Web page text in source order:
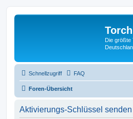
Die größte
Schnellzugriff FAQ
Foren-Übersicht
Aktivierungs-Schlüssel senden